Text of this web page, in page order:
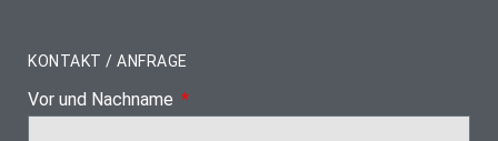
KONTAKT / ANFRAGE
Vor und Nachname